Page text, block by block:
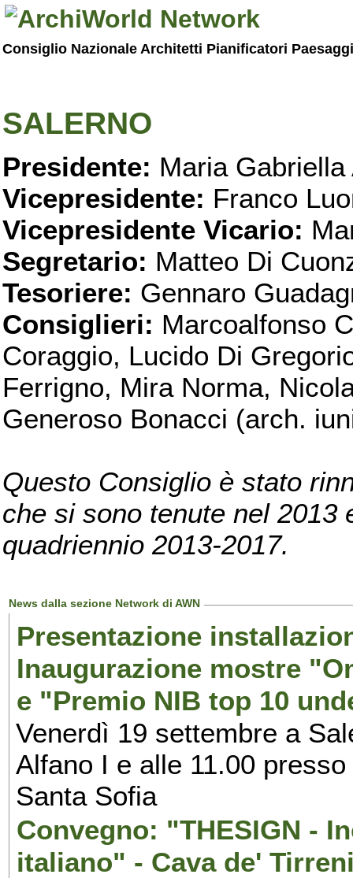
Consiglio Nazionale Architetti Pianificatori
SALERNO
Presidente: Maria Gabriella
Vicepresidente: Franco
Vicepresidente Vicario:
Segretario: Matteo Di
Tesoriere: Gennaro
Consiglieri: Marcoalfonso
Coraggio, Lucido Di
Ferrigno, Mira Norma,
Generoso Bonacci (arch.
Questo Consiglio è stato
che si sono tenute nel 2013
quadriennio 2013-2017.
News dalla sezione Network di AWN
Presentazione
Inaugurazione mostre
e "Premio NIB top 10
Venerdì 19 settembre a
Alfano I e alle 11.00
Santa Sofia
Convegno: "THESIGN -
italiano" - Cava de'